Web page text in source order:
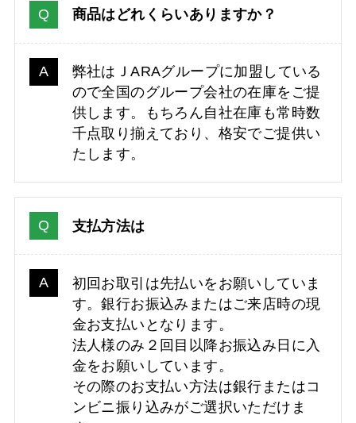
商品はどれくらいありますか？
弊社はＪARAグループに加盟している
ので全国のグループ会社の在庫をご提
供します。もちろん自社在庫も常時数
千点取り揃えており、格安でご提供い
たします。
支払方法は
初回お取引は先払いをお願いしていま
す。銀行お振込みまたはご来店時の現
金お支払いとなります。
法人様のみ２回目以降お振込み日に入
金をお願いしています。
その際のお支払い方法は銀行またはコ
ンビニ振り込みがご選択いただけま